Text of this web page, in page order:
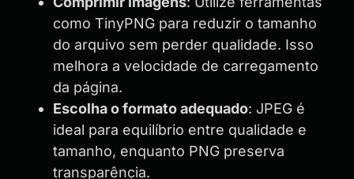
como TinyPNG para reduzir o tamanho
do arquivo sem perder qualidade. Isso
melhora a velocidade de carregamento
da página.
Escolha o formato adequado: JPEG é
ideal para equilíbrio entre qualidade e
tamanho, enquanto PNG preserva
transparência.